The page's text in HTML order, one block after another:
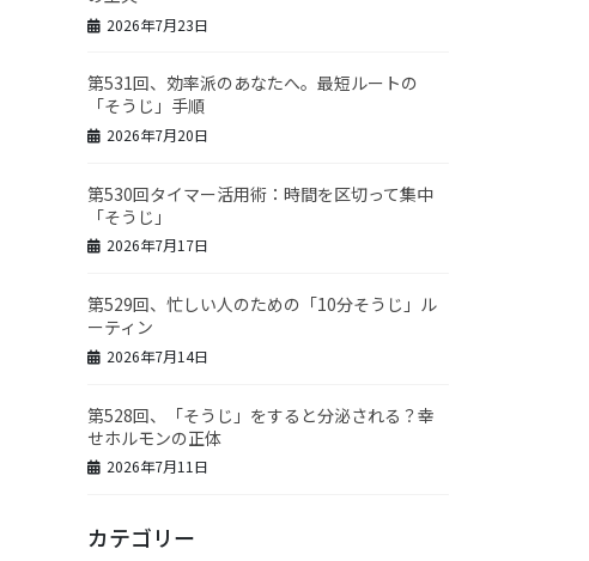
2026年7月23日
第531回、効率派のあなたへ。最短ルートの
「そうじ」手順
2026年7月20日
第530回タイマー活用術：時間を区切って集中
「そうじ」
2026年7月17日
第529回、忙しい人のための「10分そうじ」ル
ーティン
2026年7月14日
第528回、「そうじ」をすると分泌される？幸
せホルモンの正体
2026年7月11日
カテゴリー